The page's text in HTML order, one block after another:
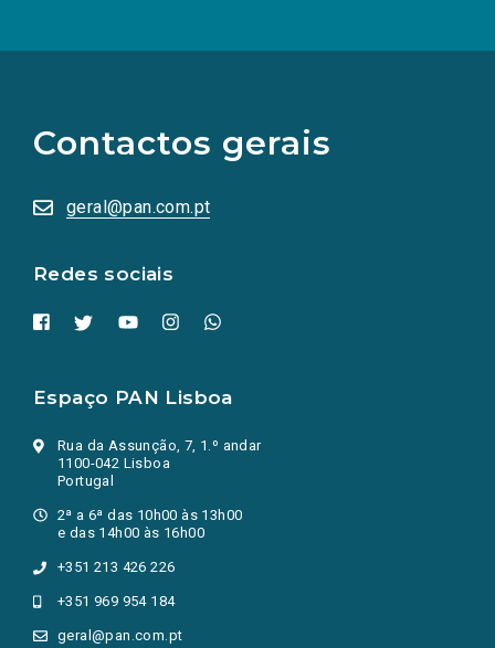
Contactos gerais
geral@pan.com.pt
Redes sociais
redes
sociais
numa
nova
Espaço PAN Lisboa
Rua da Assunção, 7, 1.º andar
1100-042 Lisboa
Portugal
2ª a 6ª das 10h00 às 13h00
e das 14h00 às 16h00
+351 213 426 226
+351 969 954 184
geral@pan.com.pt